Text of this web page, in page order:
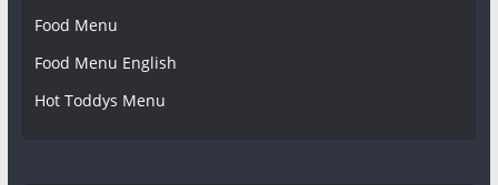
Food Menu
Food Menu English
Hot Toddys Menu